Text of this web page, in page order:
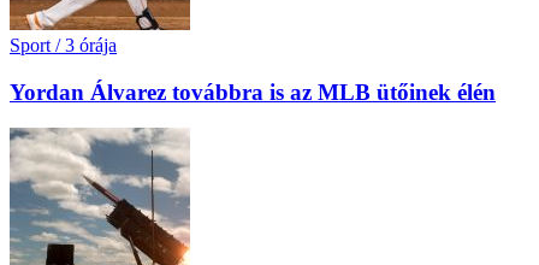
Sport / 3 órája
Yordan Álvarez továbbra is az MLB ütőinek élén